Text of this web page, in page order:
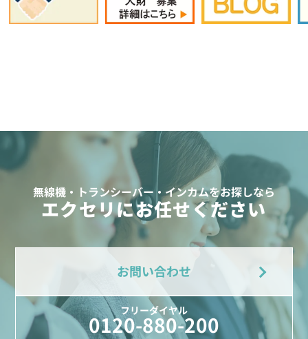
無線機・トランシーバー・インカムをお探しなら
エクセリにお任せください
お問い合わせ
フリーダイヤル
0120-880-200